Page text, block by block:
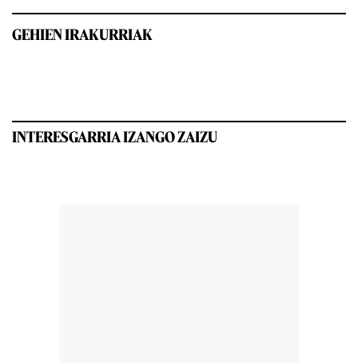
GEHIEN IRAKURRIAK
INTERESGARRIA IZANGO ZAIZU